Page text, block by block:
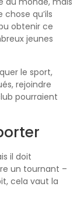
qu’ils
obtenir ce
jeunes
le sport,
rejoindre
pourraient
il doit
un tournant –
cela vaut la